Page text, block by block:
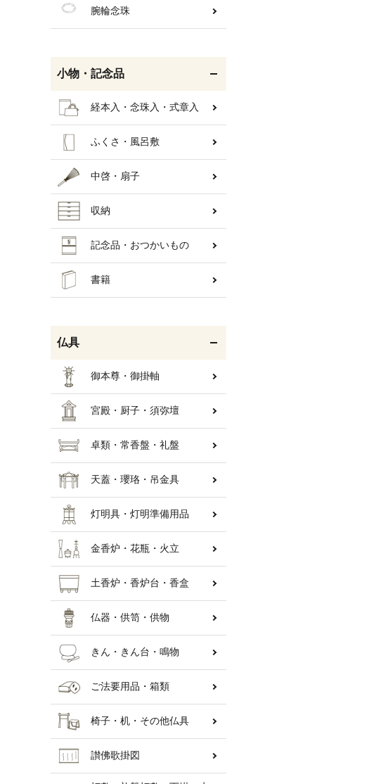
腕輪念珠
小物・記念品
経本入・念珠入・式章入
ふくさ・風呂敷
中啓・扇子
収納
記念品・おつかいもの
書籍
仏具
御本尊・御掛軸
宮殿・厨子・須弥壇
卓類・常香盤・礼盤
天蓋・瓔珞・吊金具
灯明具・灯明準備用品
金香炉・花瓶・火立
土香炉・香炉台・香盒
仏器・供笥・供物
きん・きん台・鳴物
ご法要用品・箱類
椅子・机・その他仏具
讃佛歌掛図